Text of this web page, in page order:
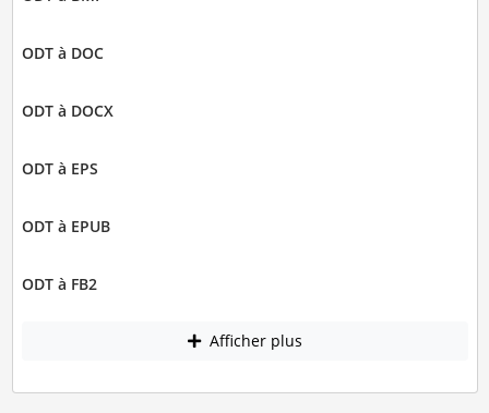
ODT à DOC
ODT à DOCX
ODT à EPS
ODT à EPUB
ODT à FB2
Afficher plus